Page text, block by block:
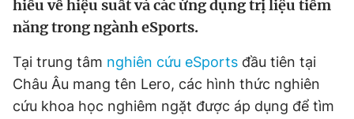
Sản phẩm khác
Thông tin tòa soạn Liên hệ quảng cáo
hiểu về hiệu suất và các ứng dụng trị liệu tiềm
năng trong ngành eSports.
Tại trung tâm nghiên cứu eSports đầu tiên tại
Châu Âu mang tên Lero, các hình thức nghiên
cứu khoa học nghiêm ngặt được áp dụng để tìm